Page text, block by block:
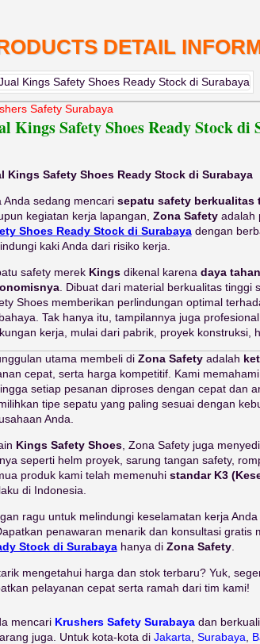
DETAIL
Safety Surabaya
Kings Safety Shoes Ready Stock di
Kings Safety Shoes Ready Stock di Surabaya
Anda sedang mencari sepatu safety berkualitas
kegiatan kerja lapangan, Zona Safetyadalah
Shoes Ready Stock di Surabayadengan
kaki Anda dari risiko kerja.
safety merek Kingsdikenal karena daya
. Dibuat dari material berkualitas tinggi
Shoes memberikan perlindungan optimal
Tak hanya itu, tampilannya juga
kerja, mulai dari pabrik, proyek konstruksi,
utama membeli di Zona Safetyadalah
cepat, serta harga kompetitif. Kami
setiap pesanan diproses dengan cepat dan
tipe sepatu yang paling sesuai dengan
Anda.
Kings Safety Shoes, Zona Safety juga
seperti helm proyek, sarung tangan safety,
produk kami telah memenuhi standar K3
di Indonesia.
ragu untuk melindungi keselamatan kerja
penawaran menarik dan konsultasi gratis
Stock di Surabayahanya di Zona Safety.
mengetahui harga dan stok terbaru? Yuk,
pelayanan cepat serta ramah dari tim kami!
mencari Krushers Safety Surabayadan
juga. Untuk kota-kota di Jakarta Surabaya